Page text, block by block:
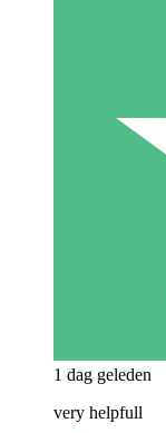
1 dag geleden
very helpfull